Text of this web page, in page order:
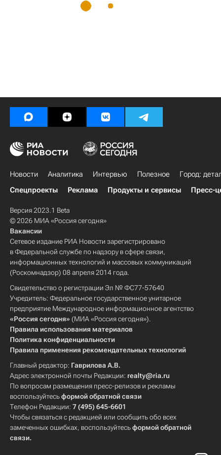
Новости Аналитика Интервью Полезное
Город:
Спецпроекты
Реклама Продукты и сервисы Пресс-
Версия 2023.1 Beta
© 2026 МИА «Россия сегодня»
Вакансии
Сетевое издание РИА Новости зарегистрировано
в Федеральной службе по надзору в сфере связи,
информационных технологий и массовых коммуникаций
(Роскомнадзор) 08 апреля 2014 года.
Свидетельство о регистрации Эл № ФС77-57640
Учредитель: Федеральное государственное унитарное
предприятие Международное информационное агентство
«Россия сегодня» (МИА «Россия сегодня»).
Правила использования материалов
Политика конфиденциальности
Правила применения рекомендательных технологий
Главный редактор: Гаврилова А.В.
Адрес электронной почты Редакции: realty@ria.ru
По вопросам размещения пресс-релизов и рекламы
воспользуйтесьформой обратной связи
Телефон Редакции: 7 (495) 645-6601
Чтобы связаться с редакцией или сообщить обо всех
замеченных ошибках, воспользуйтесьформой обратной
связи.